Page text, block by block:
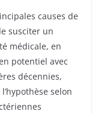
causes de
susciter un
médicale, en
potentiel avec
décennies,
selon